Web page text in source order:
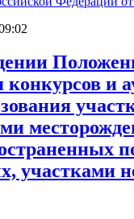
конкурсов и
участками